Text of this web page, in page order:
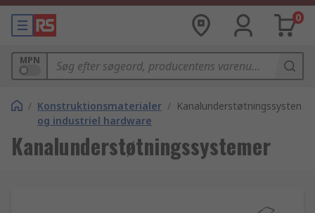
0
MPN
/ Konstruktionsmaterialer
og industriel hardware
/ Kanalunderstøtningssystemer
Kanalunderstøtningssystemer